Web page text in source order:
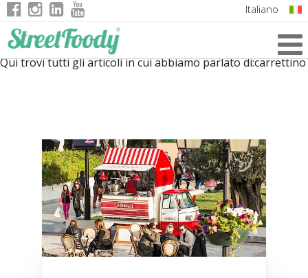
Italiano
German
Qui trovi tutti gli articoli in cui abbiamo parlato di:carrettino